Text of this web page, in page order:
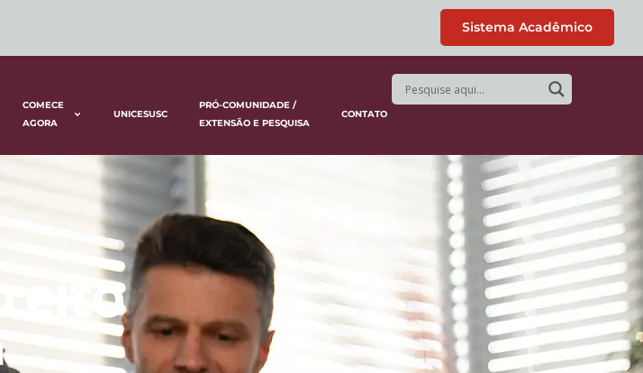
Sistema Acadêmico
COMECE
AGORA
UNICESUSC
PRÓ-COMUNIDADE /
EXTENSÃO E PESQUISA
CONTATO